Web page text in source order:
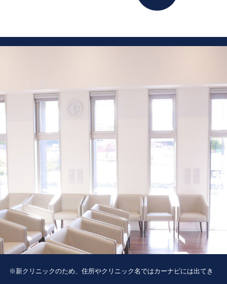
※新クリニックのため、住所やクリニック名ではカーナビには出てき